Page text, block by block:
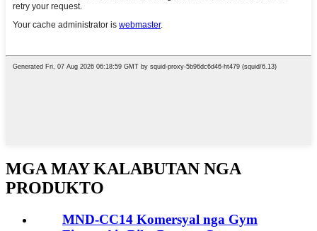
MGA MAY KALABUTAN NGA
PRODUKTO
MND-CC14 Komersyal nga Gym